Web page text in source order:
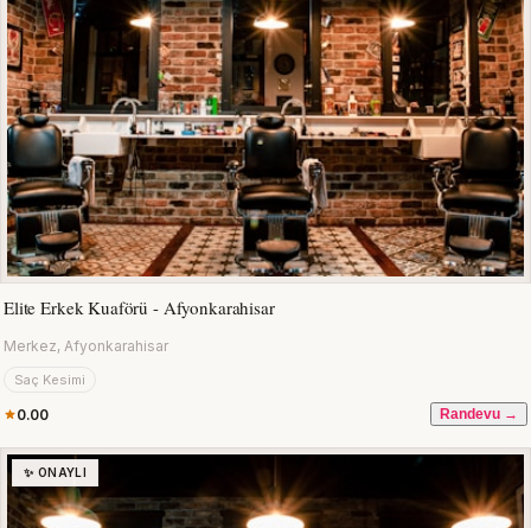
Elite Erkek Kuaförü - Afyonkarahisar
Merkez, Afyonkarahisar
Saç Kesimi
0.00 Randevu →
✨ ONAYLI